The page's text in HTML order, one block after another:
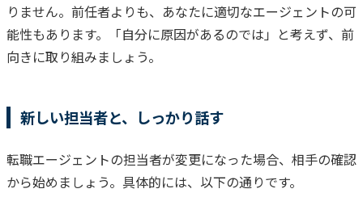
りません。 前任者よりも、あなたに適切なエージェントの可
能性もあります。
「自分に原因があるのでは」と考えず、前
向きに取り組みましょう。
新しい担当者と、しっかり話す
転職エージェントの担当者が変更になった場合、相手の確認
から始めましょう。 具体的には、以下の通りです。